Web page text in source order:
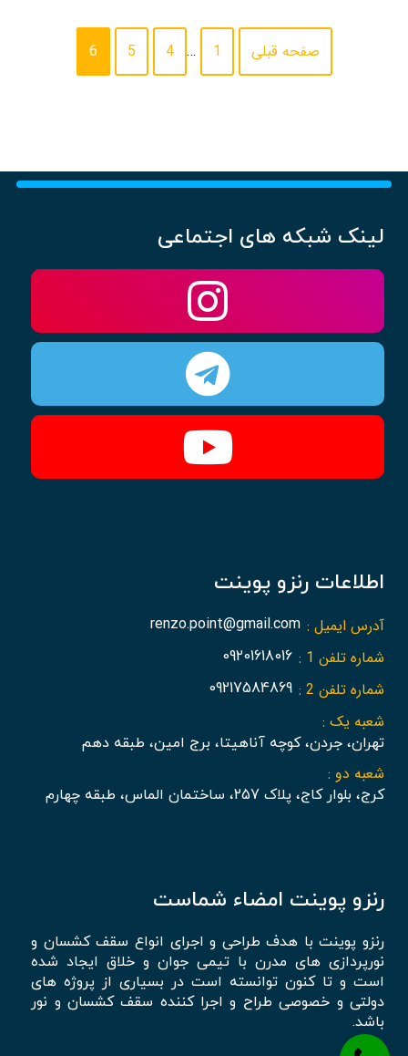
صفحه قبلی 1
…
4
5
6
لینک شبکه های اجتماعی
اطلاعات رنزو پوینت
آدرس ایمیل : renzo.point@gmail.com
شماره تلفن 1 : 09201618016
شماره تلفن 2 : 09217584869
شعبه یک :
تهران، جردن، کوچه آناهیتا، برج امین، طبقه دهم
شعبه دو :
کرج، بلوار کاج، پلاک 257، ساختمان الماس، طبقه چهارم
رنزو پوینت امضاء شماست
رنزو پوینت با هدف طراحی و اجرای انواع سقف کشسان و
نورپردازی های مدرن با تیمی جوان و خلاق ایجاد شده
است و تا کنون توانسته است در بسیاری از پروژه های
دولتی و خصوصی طراح و اجرا کننده سقف کشسان و نور
باشد.